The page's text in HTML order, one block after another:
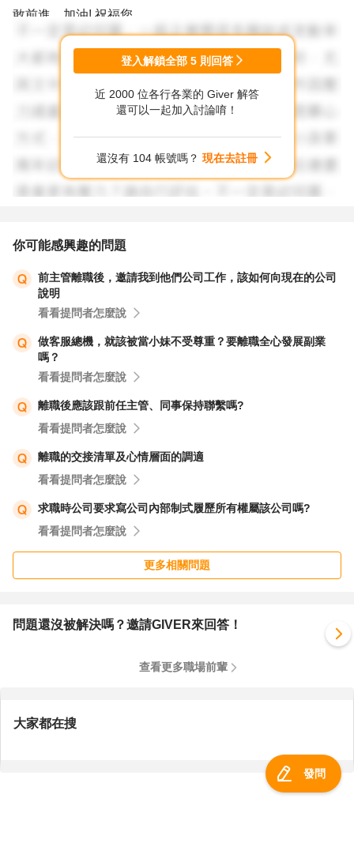
敢前進，加油! 祝福您。
登入解鎖全部 5 則回答
近 2000 位各行各業的 Giver 解答
還可以一起加入討論唷！
還沒有 104 帳號嗎？ 現在去註冊
你可能感興趣的問題
前主管離職後，邀請我到他們公司工作，該如何向現在的公司
說明
看看提問者怎麼說
做客服總機，就該被當小妹不受尊重？要離職全心發展副業
嗎？
看看提問者怎麼說
離職後應該跟前任主管、同事保持聯繫嗎?
看看提問者怎麼說
離職的交接清單及心情層面的調適
看看提問者怎麼說
求職時公司要求寫公司內部制式履歷所有權屬該公司嗎?
看看提問者怎麼說
更多相關問題
問題還沒被解決嗎？邀請GIVER來回答！
查看更多職場前輩
大家都在搜
發問